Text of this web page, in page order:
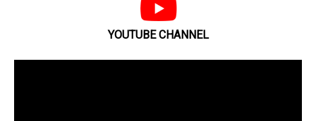
YOUTUBE CHANNEL